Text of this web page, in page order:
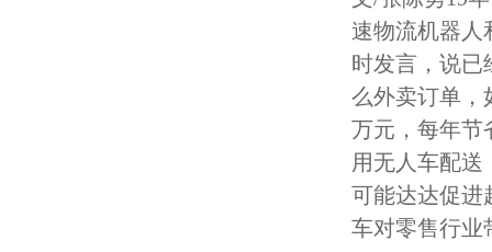
速物流机器人
时发言，说已
么外卖订单，
万元，每年节
用无人车配
可能达达促进
车对零售行业